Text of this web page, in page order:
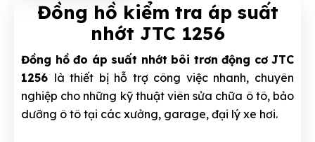
Đồng hồ kiểm tra áp suất
nhớt JTC 1256
Đồng hồ đo áp suất nhớt bôi trơn động cơ JTC
1256 là thiết bị hỗ trợ công việc nhanh, chuyên
nghiệp cho những kỹ thuật viên sửa chữa ô tô, bảo
dưỡng ô tô tại các xưởng, garage, đại lý xe hơi.